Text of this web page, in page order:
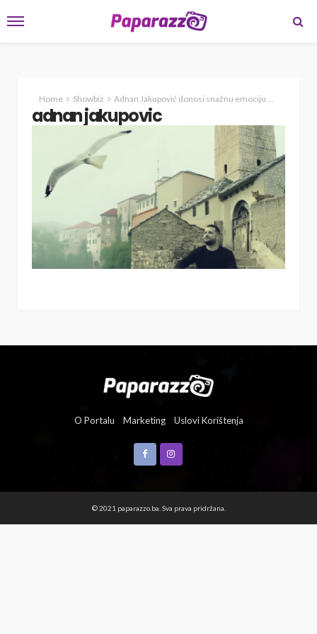
Home Showbiz Adnan Jakupović donosi snažnu emociju u novoj pjesmi ‘Pogledaj me’
adnan jakupovic
O Portalu Marketing Uslovi Korištenja
© 2021 paparazzo.ba. Sva prava pridržana.